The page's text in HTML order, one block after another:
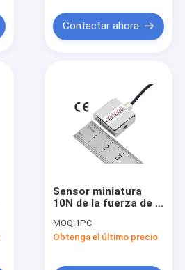
transductor-
adaptable
Contactar ahora
Sensor miniatura
10N de la fuerza de la
compresión con la
resolución 0.002N
MOQ:1PC
Obtenga el último precio